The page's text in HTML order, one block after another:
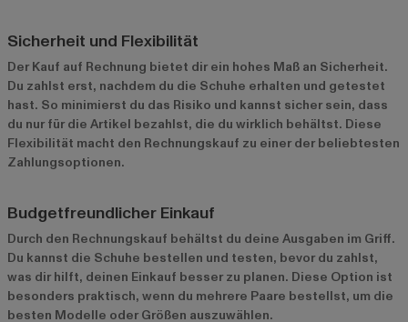
Sicherheit und Flexibilität
Der Kauf auf Rechnung bietet dir ein hohes Maß an Sicherheit.
Du zahlst erst, nachdem du die Schuhe erhalten und getestet
hast. So minimierst du das Risiko und kannst sicher sein, dass
du nur für die Artikel bezahlst, die du wirklich behältst. Diese
Flexibilität macht den Rechnungskauf zu einer der beliebtesten
Zahlungsoptionen.
Budgetfreundlicher Einkauf
Durch den Rechnungskauf behältst du deine Ausgaben im Griff.
Du kannst die Schuhe bestellen und testen, bevor du zahlst,
was dir hilft, deinen Einkauf besser zu planen. Diese Option ist
besonders praktisch, wenn du mehrere Paare bestellst, um die
besten Modelle oder Größen auszuwählen.